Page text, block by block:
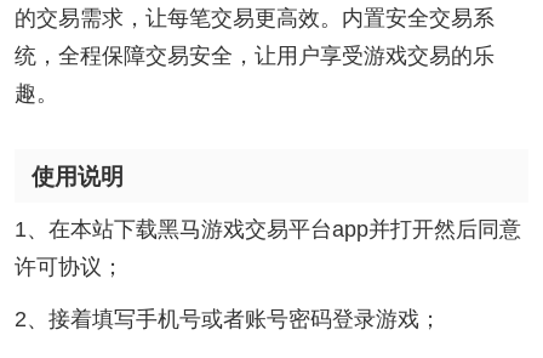
的交易需求，让每笔交易更高效。内置安全交易系
统，全程保障交易安全，让用户享受游戏交易的乐
趣。
使用说明
1、在本站下载黑马游戏交易平台app并打开然后同意
许可协议；
2、接着填写手机号或者账号密码登录游戏；